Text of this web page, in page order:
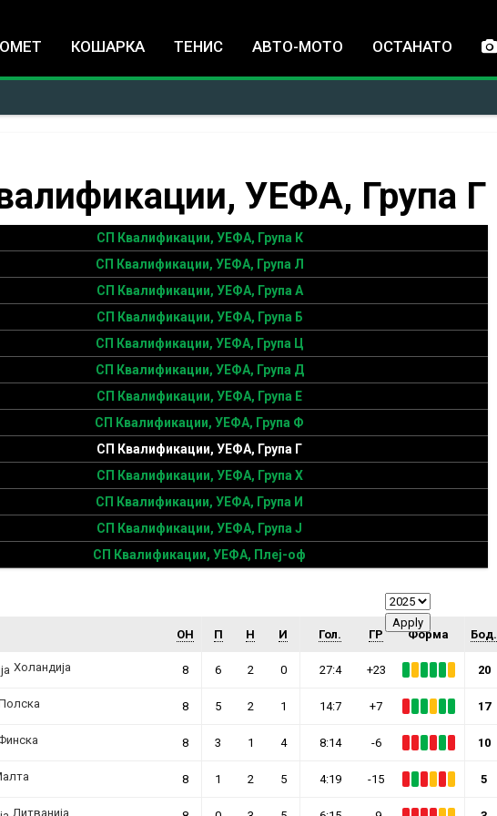
КОШАРКА ТЕНИС АВТО-МОТО ОСТАНАТО
УЕФА, Група Г
СП Квалификации, УЕФА, Група К
СП Квалификации, УЕФА, Група Л
СП Квалификации, УЕФА, Група А
СП Квалификации, УЕФА, Група Б
СП Квалификации, УЕФА, Група Ц
СП Квалификации, УЕФА, Група Д
СП Квалификации, УЕФА, Група Е
СП Квалификации, УЕФА, Група Ф
СП Квалификации, УЕФА, Група Г
СП Квалификации, УЕФА, Група Х
СП Квалификации, УЕФА, Група И
СП Квалификации, УЕФА, Група Ј
СП Квалификации, УЕФА, Плеј-оф
ОН П Н И Гол. ГР Форма Бод.
Холандија 8 6 2 0 27:4 +23 20
8 5 2 1 14:7 +7 17
8 3 1 4 8:14 -6 10
8 1 2 5 4:19 -15 5
Литванија